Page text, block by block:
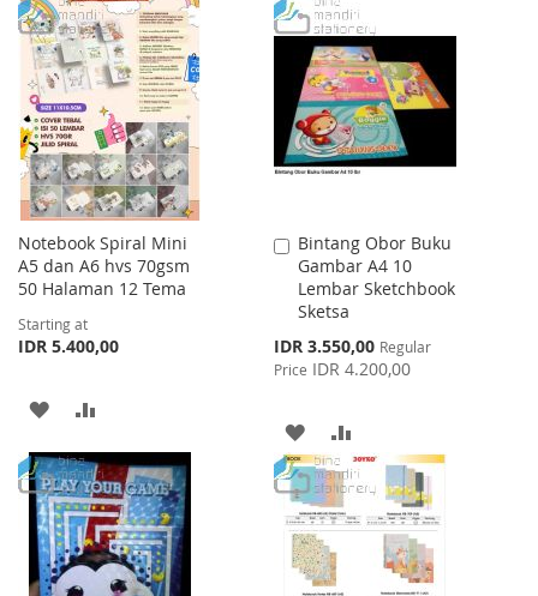
TO
WISH
LIST
TO
COMPARE
WISH
LIST
COMPARE
Notebook Spiral Mini
A5 dan A6 hvs 70gsm
50 Halaman 12 Tema
Starting at
IDR 5.400,00
ADD
TO
WISH
LIST
TO
COMPARE
Bintang Obor Buku
Gambar A4 10
Lembar Sketchbook
Sketsa
Special
Price
IDR 3.550,00 Regular
Price IDR 4.200,00
Add
to
Cart
ADD
TO
WISH
LIST
TO
COMPARE